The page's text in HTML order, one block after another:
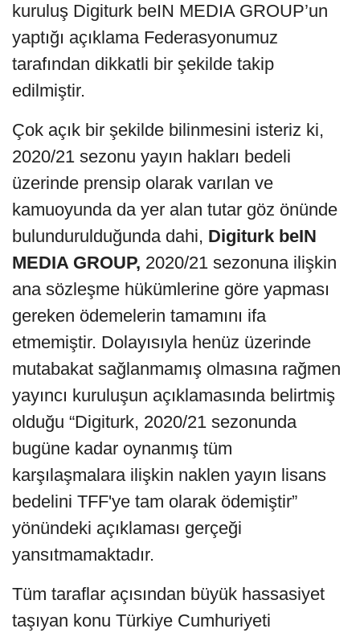
kuruluş Digiturk beIN MEDIA GROUP’un
yaptığı açıklama Federasyonumuz
tarafından dikkatli bir şekilde takip
edilmiştir.
Çok açık bir şekilde bilinmesini isteriz ki,
2020/21 sezonu yayın hakları bedeli
üzerinde prensip olarak varılan ve
kamuoyunda da yer alan tutar göz önünde
bulundurulduğunda dahi, Digiturk beIN
MEDIA GROUP, 2020/21 sezonuna ilişkin
ana sözleşme hükümlerine göre yapması
gereken ödemelerin tamamını ifa
etmemiştir. Dolayısıyla henüz üzerinde
mutabakat sağlanmamış olmasına rağmen
yayıncı kuruluşun açıklamasında belirtmiş
olduğu “Digiturk, 2020/21 sezonunda
bugüne kadar oynanmış tüm
karşılaşmalara ilişkin naklen yayın lisans
bedelini TFF'ye tam olarak ödemiştir”
yönündeki açıklaması gerçeği
yansıtmamaktadır.
Tüm taraflar açısından büyük hassasiyet
taşıyan konu Türkiye Cumhuriyeti